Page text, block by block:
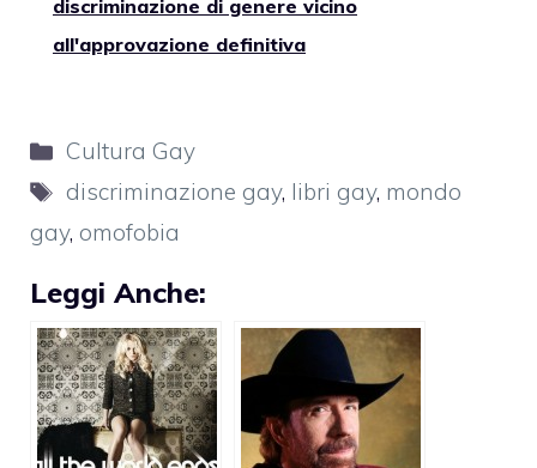
discriminazione di genere vicino
all'approvazione definitiva
Categorie
Cultura Gay
Tag
discriminazione gay, libri gay, mondo
gay, omofobia
Leggi Anche: